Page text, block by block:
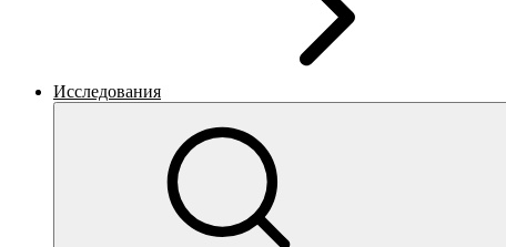
Исследования